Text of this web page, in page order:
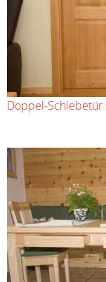
Doppel-Schiebetür